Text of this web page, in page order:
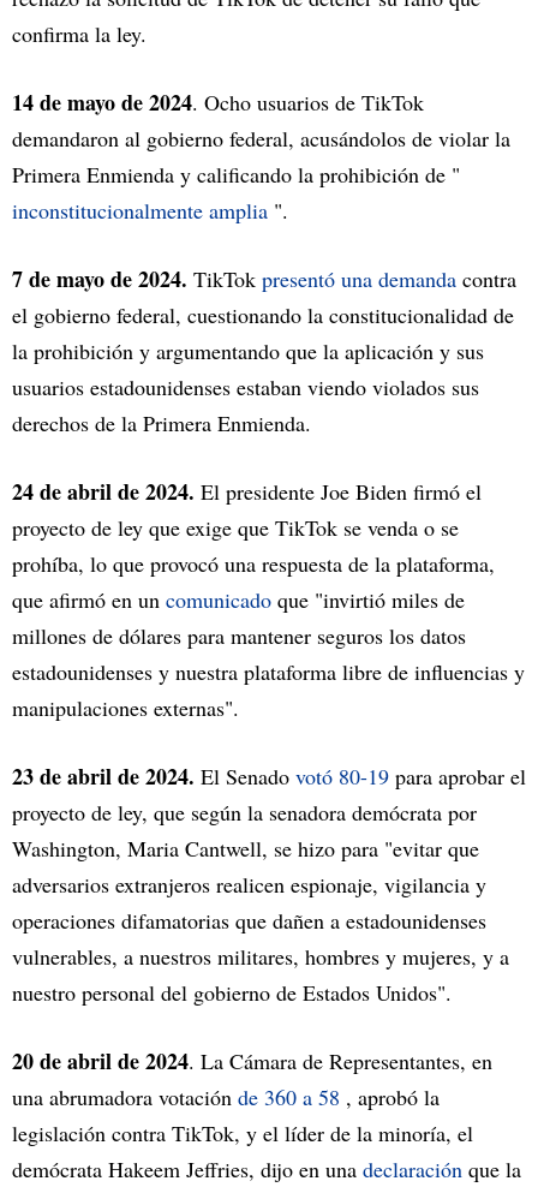
confirma la ley.
14 de mayo de 2024. Ocho usuarios de TikTok
demandaron al gobierno federal, acusándolos de violar la
Primera Enmienda y calificando la prohibición de "
inconstitucionalmente amplia ".
7 de mayo de 2024. TikTok presentó una demanda contra
el gobierno federal, cuestionando la constitucionalidad de
la prohibición y argumentando que la aplicación y sus
usuarios estadounidenses estaban viendo violados sus
derechos de la Primera Enmienda.
24 de abril de 2024. El presidente Joe Biden firmó el
proyecto de ley que exige que TikTok se venda o se
prohíba, lo que provocó una respuesta de la plataforma,
que afirmó en un comunicado que "invirtió miles de
millones de dólares para mantener seguros los datos
estadounidenses y nuestra plataforma libre de influencias y
manipulaciones externas".
23 de abril de 2024. El Senado votó 80-19 para aprobar el
proyecto de ley, que según la senadora demócrata por
Washington, Maria Cantwell, se hizo para "evitar que
adversarios extranjeros realicen espionaje, vigilancia y
operaciones difamatorias que dañen a estadounidenses
vulnerables, a nuestros militares, hombres y mujeres, y a
nuestro personal del gobierno de Estados Unidos".
20 de abril de 2024. La Cámara de Representantes, en
una abrumadora votación de 360 a 58 , aprobó la
legislación contra TikTok, y el líder de la minoría, el
demócrata Hakeem Jeffries, dijo en una declaración que la